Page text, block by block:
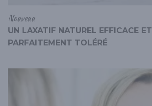
Nouveau
UN LAXATIF NATUREL EFFICACE ET
PARFAITEMENT TOLÉRÉ